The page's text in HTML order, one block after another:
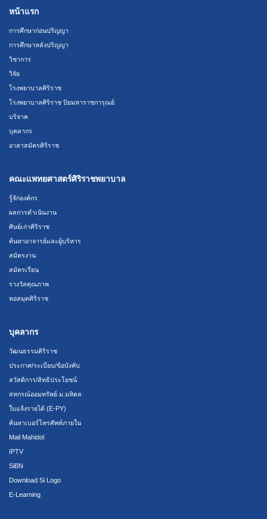
หน้าแรก
การศึกษาก่อนปริญญา
การศึกษาหลังปริญญา
วิชาการ
วิจัย
โรงพยาบาลศิริราช
โรงพยาบาลศิริราช ปิยมหาราชการุณย์
บริจาค
บุคลากร
อาสาสมัครศิริราช
คณะแพทยศาสตร์ศิริราชพยาบาล
รู้จักองค์กร
ผลการดำเนินงาน
ศิษย์เก่าศิริราช
ค้นหาอาจารย์และผู้บริหาร
สมัครงาน
สมัครเรียน
รางวัลคุณภาพ
หอสมุดศิริราช
บุคลากร
วัฒนธรรมศิริราช
ประกาศ/ระเบียบ/ข้อบังคับ
สวัสดิการ/สิทธิประโยชน์
สหกรณ์ออมทรัพย์ ม.มหิดล
ใบแจ้งรายได้ (E-PY)
ค้นหาเบอร์โทรศัพท์ภายใน
Mail Mahidol
IPTV
SiBN
Download Si Logo
E-Learning